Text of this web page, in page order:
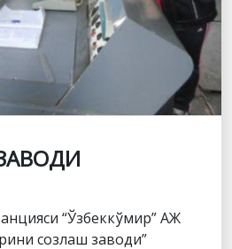
“Ўзбеккўмир” АЖ
созлаш заводи”